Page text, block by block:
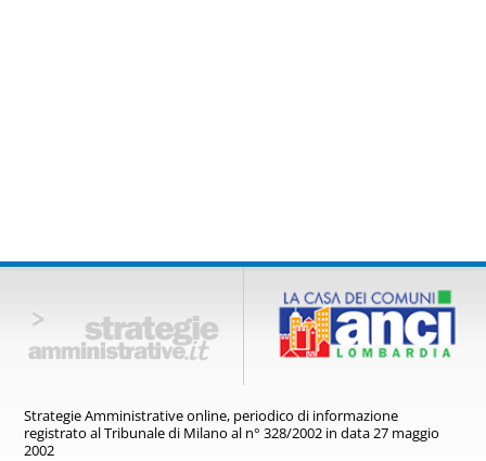
Strategie Amministrative online, periodico di informazione
registratoal Tribunale di Milano al n° 328/2002 in data 27 maggio
2002